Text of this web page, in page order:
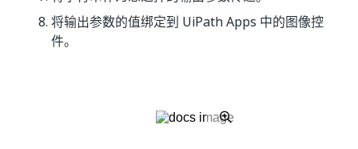
将输出参数的值绑定到 UiPath Apps 中的图像控
件。